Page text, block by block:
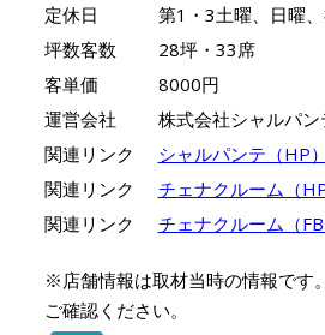
定休日
第1・3土曜、日曜
坪数客数
28坪・33席
客単価
8000円
運営会社
株式会社シャルパン
関連リンク
シャルパンテ（HP）
関連リンク
チェナクルーム（HP
関連リンク
チェナクルーム（FB
※店舗情報は取材当時の情報です
ご確認ください。